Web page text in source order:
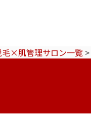
毛×肌管理サロン一覧 >